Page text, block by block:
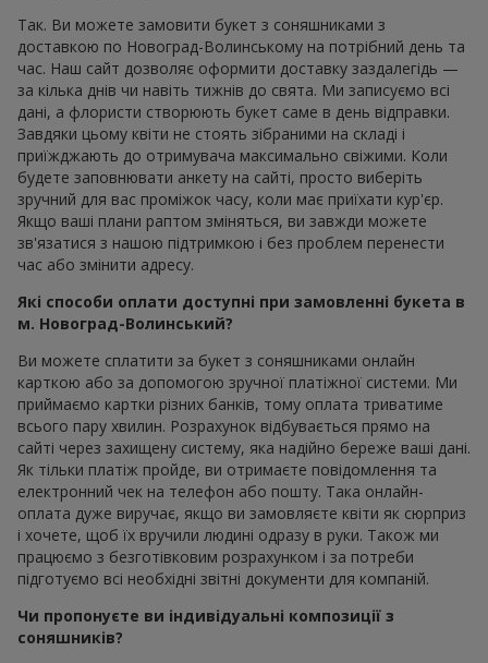
Так. Ви можете замовити букет з соняшниками з
доставкою по Новоград-Волинському на потрібний день та
час. Наш сайт дозволяє оформити доставку заздалегідь —
за кілька днів чи навіть тижнів до свята. Ми записуємо всі
дані, а флористи створюють букет саме в день відправки.
Завдяки цьому квіти не стоять зібраними на складі і
приїжджають до отримувача максимально свіжими. Коли
будете заповнювати анкету на сайті, просто виберіть
зручний для вас проміжок часу, коли має приїхати кур'єр.
Якщо ваші плани раптом зміняться, ви завжди можете
зв'язатися з нашою підтримкою і без проблем перенести
час або змінити адресу.
Які способи оплати доступні при замовленні букета в
м. Новоград-Волинський?
Ви можете сплатити за букет з соняшниками онлайн
карткою або за допомогою зручної платіжної системи. Ми
приймаємо картки різних банків, тому оплата триватиме
всього пару хвилин. Розрахунок відбувається прямо на
сайті через захищену систему, яка надійно береже ваші дані.
Як тільки платіж пройде, ви отримаєте повідомлення та
електронний чек на телефон або пошту. Така онлайн-
оплата дуже виручає, якщо ви замовляєте квіти як сюрприз
і хочете, щоб їх вручили людині одразу в руки. Також ми
працюємо з безготівковим розрахунком і за потреби
підготуємо всі необхідні звітні документи для компаній.
Чи пропонуєте ви індивідуальні композиції з
соняшників?